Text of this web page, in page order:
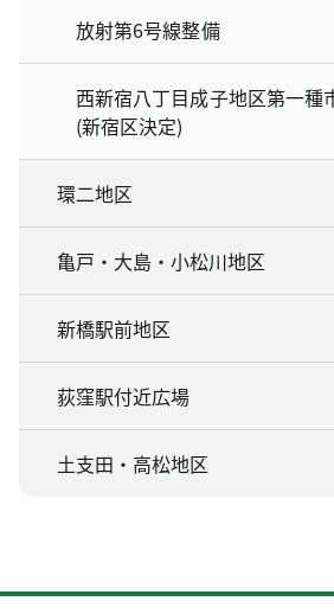
放射第6号線整備
西新宿八丁目成子地区第一種
(新宿区決定)
環二地区
亀戸・大島・小松川地区
新橋駅前地区
荻窪駅付近広場
土支田・高松地区